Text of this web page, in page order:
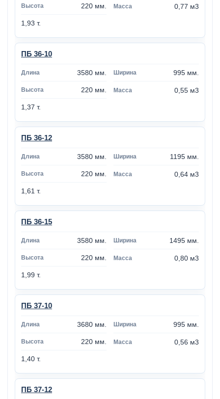
220 мм. 0,77 м3
1,93 т.
ПБ 36-10
3580 мм. 995 мм.
220 мм. 0,55 м3
1,37 т.
ПБ 36-12
3580 мм. 1195 мм.
220 мм. 0,64 м3
1,61 т.
ПБ 36-15
3580 мм. 1495 мм.
220 мм. 0,80 м3
1,99 т.
ПБ 37-10
3680 мм. 995 мм.
220 мм. 0,56 м3
1,40 т.
ПБ 37-12